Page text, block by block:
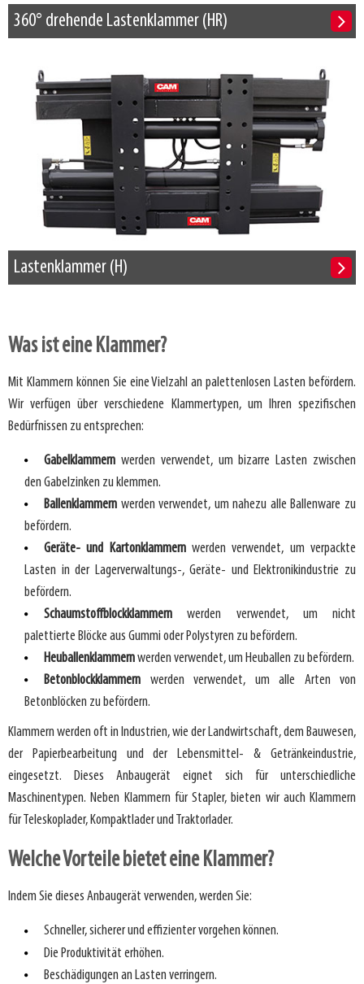
360° drehende Lastenklammer (HR)
Lastenklammer (H)
Was ist eine Klammer?
Mit Klammern können Sie eine Vielzahl an palettenlosen Lasten befördern.
Wir verfügen über verschiedene Klammertypen, um Ihren spezifischen
Bedürfnissen zu entsprechen:
Gabelklammern werden verwendet, um bizarre Lasten zwischen
den Gabelzinken zu klemmen.
Ballenklammern werden verwendet, um nahezu alle Ballenware zu
befördern.
Geräte- und Kartonklammernwerden verwendet, um verpackte
Lasten in der Lagerverwaltungs-, Geräte- und Elektronikindustrie zu
befördern.
Schaumstoffblockklammernwerden verwendet, um nicht
palettierte Blöcke aus Gummi oder Polystyren zu befördern.
Heuballenklammernwerden verwendet, um Heuballen zu befördern.
Betonblockklammern werden verwendet, um alle Arten von
Betonblöcken zu befördern.
Klammern werden oft in Industrien, wie der Landwirtschaft, dem Bauwesen,
der Papierbearbeitung und der Lebensmittel- & Getränkeindustrie,
eingesetzt. Dieses Anbaugerät eignet sich für unterschiedliche
Maschinentypen. Neben Klammern für Stapler, bieten wir auch Klammern
für Teleskoplader, Kompaktlader und Traktorlader.
Welche Vorteile bietet eine Klammer?
Indem Sie dieses Anbaugerät verwenden, werden Sie:
Schneller, sicherer und effizienter vorgehen können.
Die Produktivität erhöhen.
Beschädigungen an Lasten verringern.